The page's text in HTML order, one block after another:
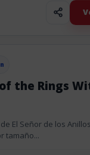
the Rings
El Señor de los
tamaño...